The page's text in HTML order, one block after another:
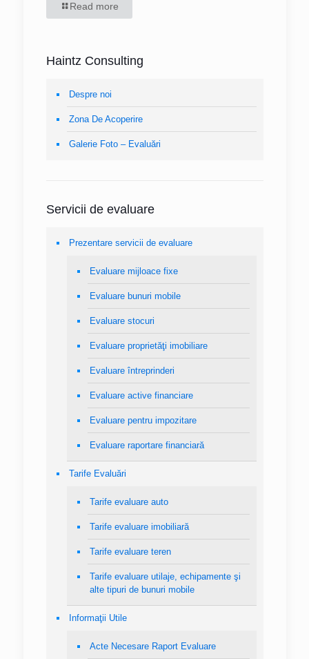
Read more
Haintz Consulting
Despre noi
Zona De Acoperire
Galerie Foto – Evaluări
Servicii de evaluare
Prezentare servicii de evaluare
Evaluare mijloace fixe
Evaluare bunuri mobile
Evaluare stocuri
Evaluare proprietăţi imobiliare
Evaluare întreprinderi
Evaluare active financiare
Evaluare pentru impozitare
Evaluare raportare financiară
Tarife Evaluări
Tarife evaluare auto
Tarife evaluare imobiliară
Tarife evaluare teren
Tarife evaluare utilaje, echipamente şi
alte tipuri de bunuri mobile
Informaţii Utile
Acte Necesare Raport Evaluare